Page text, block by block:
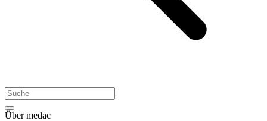
Über medac